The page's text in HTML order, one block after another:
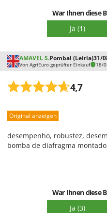
kam früher als erwartet und
Qualität, Montage,
War Ihnen diese
Ja (1)
AMAVEL S.Pombal (Leiria)31/
Von AgriEuro geprüfter Einkauf 18/
4,7
Leistung
Qualität / Preis
Original anzeigen
desempenho, robustez,
bomba de diafragma
War Ihnen diese
Ja (3)